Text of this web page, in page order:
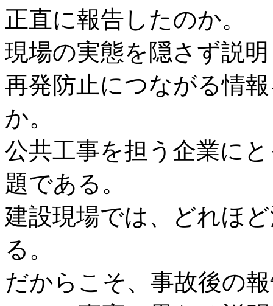
正直に報告したのか。
現場の実態を隠さず説
再発防止につながる情
か。
公共工事を担う企業に
題である。
建設現場では、どれほ
る。
だからこそ、事故後の